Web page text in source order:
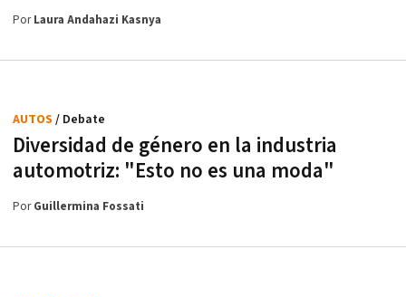
PorLaura Andahazi Kasnya
Diversidad de género en la industria
automotriz: "Esto no es una moda"
AUTOS / Debate
PorGuillermina Fossati